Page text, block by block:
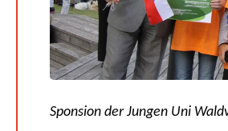
Sponsion der Jungen Uni